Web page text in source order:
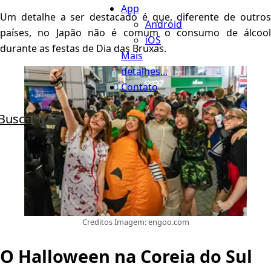
App
Android
iOS
Mais
detalhes...
Contato
Um detalhe a ser destacado é que, diferente de outros
países, no Japão não é comum o consumo de álcool
durante as festas de Dia das Bruxas.
Creditos Imagem: engoo.com
O Halloween na Coreia do Sul